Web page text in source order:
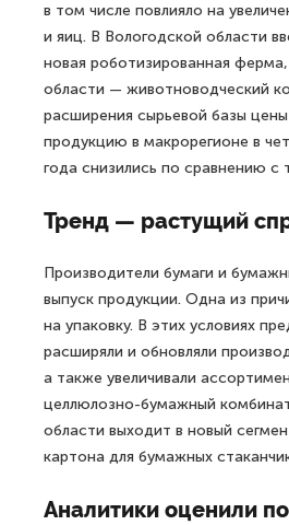
в том числе повлияло на
и яиц. В Вологодской области
новая роботизированная ферма,
области — животноводческий
расширения сырьевой базы
продукцию в макрорегионе в
года снизились по сравнению с
Тренд — растущий
Производители бумаги и
выпуск продукции. Одна из
на упаковку. В этих условиях
расширяли и обновляли
а также увеличивали
целлюлозно-бумажный
области выходит в новый
картона для бумажных
Аналитики оценили